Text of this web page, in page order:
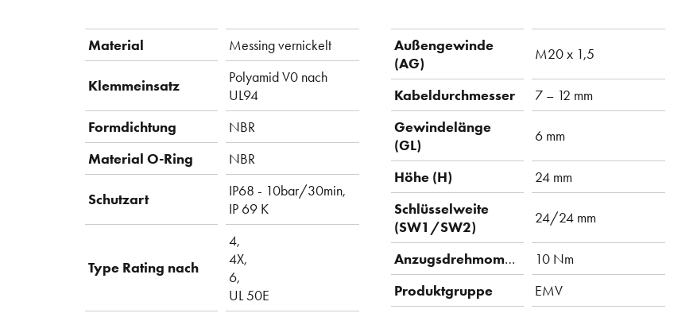
Material Messing vernickelt
Klemmeinsatz
Polyamid V0 nach
UL94
Formdichtung
NBR
Material O-Ring
NBR
Schutzart
IP68 - 10bar/30min,
IP 69 K
Type Rating nach
4,
4X,
6,
UL 50E
Außengewinde
(AG)
M20 x 1,5
Kabeldurchmesser
7 – 12 mm
Gewindelänge
(GL)
6 mm
Höhe (H)
24 mm
Schlüsselweite
(SW1/SW2)
24/24 mm
Anzugsdrehmoment
10 Nm
Produktgruppe
EMV